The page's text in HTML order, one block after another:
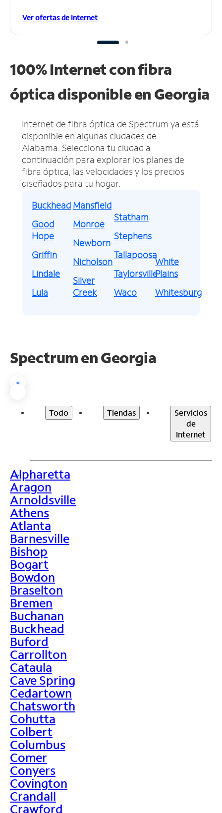
Ver ofertas de Internet
100% Internet con fibra
óptica disponible en Georgia
Internet de fibra óptica de Spectrum ya está
disponible en algunas ciudades de
Alabama. Selecciona tu ciudad a
continuación para explorar los planes de
fibra óptica, las velocidades y los precios
diseñados para tu hogar.
Buckhead
Good
Hope
Griffin
Lindale
Lula
Mansfield
Monroe
Newborn
Nicholson
Silver
Creek
Statham
Stephens
Tallapoosa
Taylorsville
Waco
White
Plains
Whitesburg
Spectrum enGeorgia
<
Todo Tiendas
Servicios
de
Internet
>
Alpharetta
Aragon
Arnoldsville
Athens
Atlanta
Barnesville
Bishop
Bogart
Bowdon
Braselton
Bremen
Buchanan
Buckhead
Buford
Carrollton
Cataula
Cave Spring
Cedartown
Chatsworth
Cohutta
Colbert
Columbus
Comer
Conyers
Covington
Crandall
Crawford